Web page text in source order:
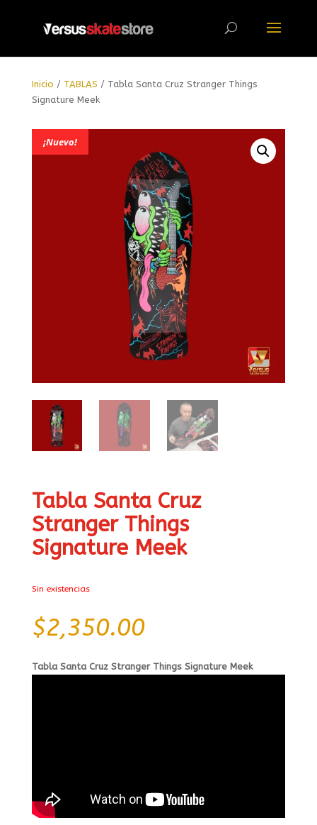
Inicio / TABLAS / Tabla Santa Cruz Stranger Things
Signature Meek
¡Nuevo!
Tabla Santa Cruz
Stranger Things
Signature Meek
Sin existencias
$2,350.00
Tabla Santa Cruz Stranger Things Signature Meek